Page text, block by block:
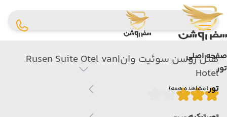
صفحه اصلی
تور
تور(مشاهده همه)
هتل روسن سوئیت وان|Rusen Suite Otel van
Hotel